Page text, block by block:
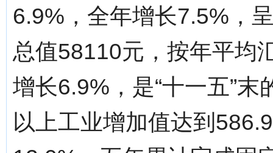
6.9%，全年增长7.5%，
总值58110元，按年平均
增长6.9%，是“十一五”
以上工业增加值达到